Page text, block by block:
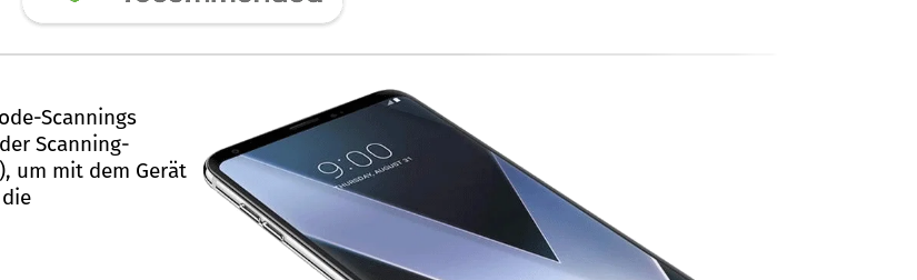
Scannings
Scanning-
um mit dem Gerät